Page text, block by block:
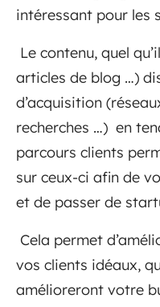
intéressant pour les
Le contenu, quel
articles de blog …)
d’acquisition
recherches …) en
parcours clients
sur ceux-ci afin de
et de passer de
Cela permet
vos clients idéaux,
amélioreront votre